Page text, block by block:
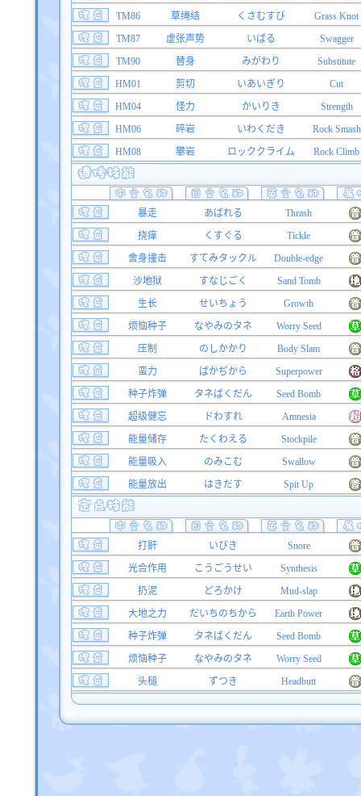
TM86
草绳结 くさむすび
Grass Knot
TM87
虚张声势 いばる
Swagger
TM90
替身 みがわり
Substitute
HM01
剪切 いあいぎり
Cut
HM04
怪力 かいりき
Strength
HM06
碎岩 いわくだき
Rock Smash
HM08
攀岩 ロッククライム Rock Climb
暴走 あばれる
Thrash
挠痒
くすぐる
Tickle
舍身撞击
すてみタックル
Double-edge
沙地狱
すなじごく
Sand Tomb
生长
せいちょう
Growth
烦恼种子
なやみのタネ
Worry Seed
压制
のしかかり
Body Slam
蛮力
ばかぢから
Superpower
种子炸弹
タネばくだん
Seed Bomb
超级健忘
ドわすれ
Amnesia
能量储存
たくわえる
Stockpile
能量吸入
のみこむ
Swallow
能量放出
はきだす Spit Up
打鼾 いびき
Snore
光合作用
こうごうせい
Synthesis
扔泥
どろかけ
Mud-slap
大地之力
だいちのちから
Earth Power
种子炸弹
タネばくだん
Seed Bomb
烦恼种子
なやみのタネ
Worry Seed
头槌
ずつき Headbutt